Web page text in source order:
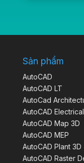
Sản phẩm
AutoCAD
AutoCAD LT
AutoCad
AutoCAD Electrical
AutoCAD Map 3D
AutoCAD MEP
AutoCAD Plant 3D
AutoCAD Raster